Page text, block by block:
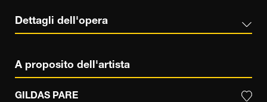
Dettagli dell'opera
A proposito dell'artista
GILDAS PARE